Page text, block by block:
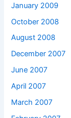
January 2009
October 2008
August 2008
December 2007
June 2007
April 2007
March 2007